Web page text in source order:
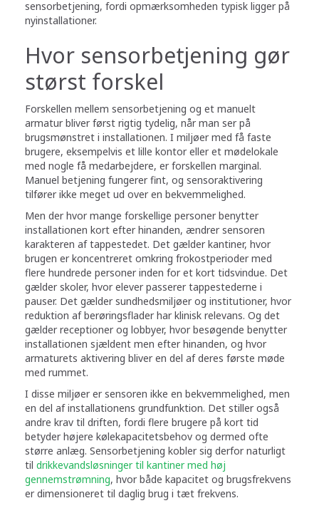
sensorbetjening, fordi opmærksomheden typisk ligger på
nyinstallationer.
Hvor sensorbetjening gør
størst forskel
Forskellen mellem sensorbetjening og et manuelt
armatur bliver først rigtig tydelig, når man ser på
brugsmønstret i installationen. I miljøer med få faste
brugere, eksempelvis et lille kontor eller et mødelokale
med nogle få medarbejdere, er forskellen marginal.
Manuel betjening fungerer fint, og sensoraktivering
tilfører ikke meget ud over en bekvemmelighed.
Men der hvor mange forskellige personer benytter
installationen kort efter hinanden, ændrer sensoren
karakteren af tappestedet. Det gælder kantiner, hvor
brugen er koncentreret omkring frokostperioder med
flere hundrede personer inden for et kort tidsvindue. Det
gælder skoler, hvor elever passerer tappestederne i
pauser. Det gælder sundhedsmiljøer og institutioner, hvor
reduktion af berøringsflader har klinisk relevans. Og det
gælder receptioner og lobbyer, hvor besøgende benytter
installationen sjældent men efter hinanden, og hvor
armaturets aktivering bliver en del af deres første møde
med rummet.
I disse miljøer er sensoren ikke en bekvemmelighed, men
en del af installationens grundfunktion. Det stiller også
andre krav til driften, fordi flere brugere på kort tid
betyder højere kølekapacitetsbehov og dermed ofte
større anlæg. Sensorbetjening kobler sig derfor naturligt
til drikkevandsløsninger til kantiner med høj
gennemstrømning, hvor både kapacitet og brugsfrekvens
er dimensioneret til daglig brug i tæt frekvens.